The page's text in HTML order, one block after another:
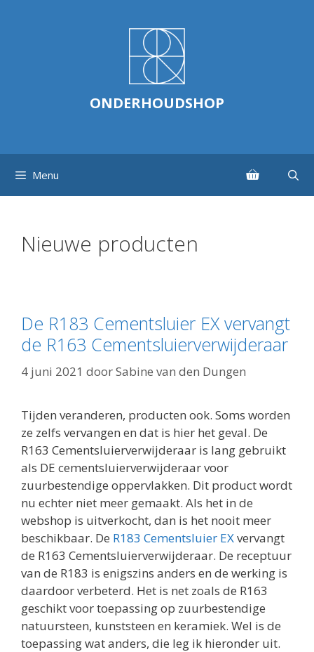
ONDERHOUDSHOP
Menu
Nieuwe producten
De R183 Cementsluier EX vervangt
de R163 Cementsluierverwijderaar
4 juni 2021 doorSabine van den Dungen
Tijden veranderen, producten ook. Soms worden
ze zelfs vervangen en dat is hier het geval. De
R163 Cementsluierverwijderaar is lang gebruikt
als DE cementsluierverwijderaar voor
zuurbestendige oppervlakken. Dit product wordt
nu echter niet meer gemaakt. Als het in de
webshop is uitverkocht, dan is het nooit meer
beschikbaar. De R183 Cementsluier EXvervangt
de R163 Cementsluierverwijderaar. De receptuur
van de R183 is enigszins anders en de werking is
daardoor verbeterd. Het is net zoals de R163
geschikt voor toepassing op zuurbestendige
natuursteen, kunststeen en keramiek. Wel is de
toepassing wat anders, die leg ik hieronder uit.